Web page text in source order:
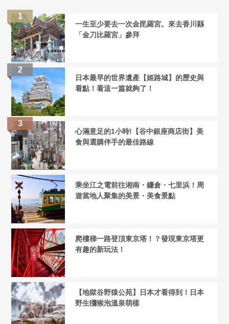
一生至少要去一次金毘羅宮。來去香川縣
「金刀比羅宮」參拜
日本最早的世界遺產【姬路城】的歷史與
看點！看這一篇就夠了！
心滿意足的1小時!【谷中銀座商店街】美
食與選購伴手的最佳路線
乘坐江之電前往湘南・鐮倉・七里浜！周
遊當地人聚集的美景・美食景點
爬樓梯一路登頂東京塔！？發現東京塔更
有趣的新玩法！
【地獄谷野猿公苑】日本才看得到！日本
野生獼猴泡溫泉萌樣